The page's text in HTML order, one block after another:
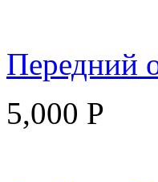
Передний
5,000 Р